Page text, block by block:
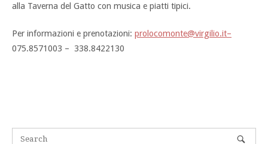
alla Taverna del Gatto con musica e piatti tipici.
Per informazioni e prenotazioni: prolocomonte@virgilio.it–
075.8571003 – 338.8422130